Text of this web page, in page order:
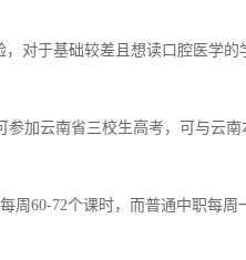
对于基础较差且想读口腔医学的
加云南省三校生高考，可与云南
周60-72个课时，而普通中职每周